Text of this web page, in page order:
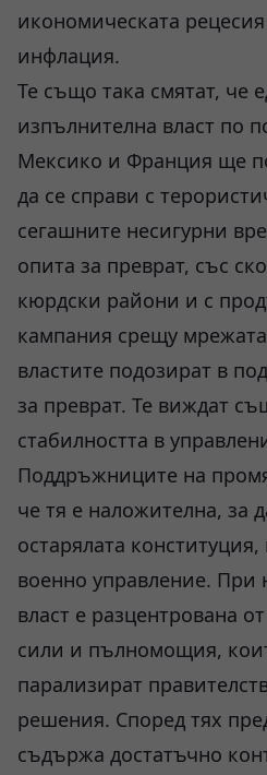
икономическата
инфлация.
Те също така смятат, че
изпълнителна власт по
Мексико и Франция ще
да се справи с
сегашните несигурни
опита за преврат, със
кюрдски райони и с
кампания срещу
властите подозират в
за преврат. Те виждат
стабилността в
Поддръжниците на
че тя е наложителна, за
остарялата конституция,
военно управление. При
власт е разцентрована
сили и пълномощия,
парализират
решения. Според тях
съдържа достатъчно